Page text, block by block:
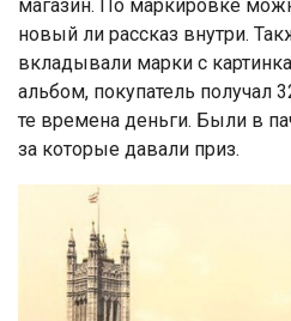
магазин. По маркировке
новый ли рассказ внутри.
вкладывали марки с
альбом, покупатель получал
те времена деньги. Были в
за которые давали приз.